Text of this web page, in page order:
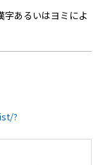
字あるいはヨミによ
?